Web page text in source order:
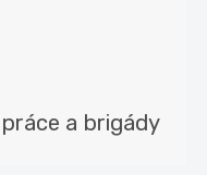
a brigády